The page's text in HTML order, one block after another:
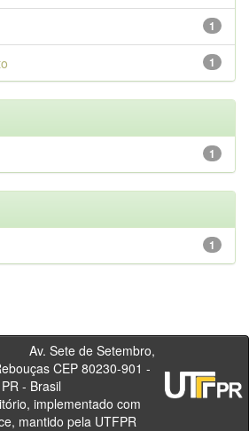
1
1
1
1
de Setembro,
CEP 80230-901 -
- PR - Brasil
implementado com
mantido pela UTFPR